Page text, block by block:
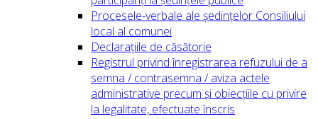
Procesele-verbale ale ședințelor Consiliului
local al comunei
Declarațiile de căsătorie
Registrul privind înregistrarea refuzului de a
semna / contrasemna / aviza actele
administrative precum și obiecțiile cu privire
la legalitate, efectuate înscris